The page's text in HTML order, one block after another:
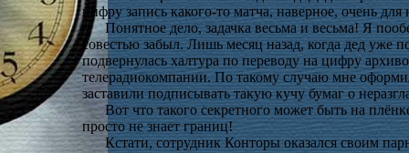
цифру запись какого-то матча, наверное, очень
Понятное дело, задачка весьма и весьма! Я
совестью забыл. Лишь месяц назад, когда дед уже
подвернулась халтура по переводу на цифру
телерадиокомпании. По такому случаю мне
заставили подписывать такую кучу бумаг о
Вот что такого секретного может быть на
просто не знает границ!
Кстати, сотрудник Конторы оказался своим